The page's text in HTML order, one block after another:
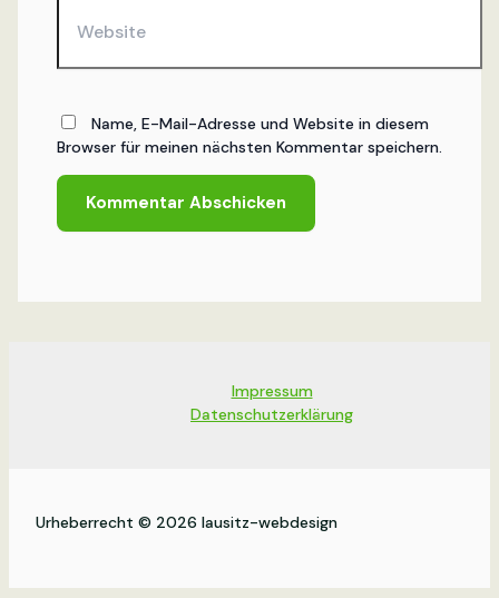
Name, E-Mail-Adresse und Website in diesem
Browser für meinen nächsten Kommentar speichern.
Impressum
Datenschutzerklärung
Urheberrecht © 2026 lausitz-webdesign